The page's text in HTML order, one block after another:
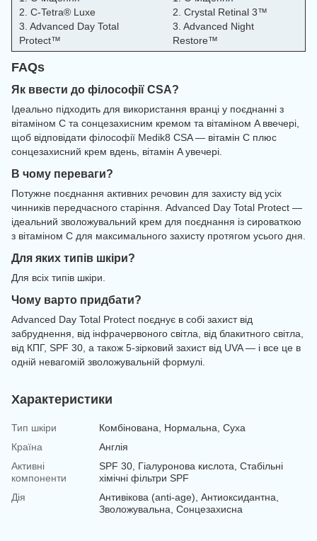
2. C-Tetra® Luxe
3. Advanced Day Total
Protect™
2. Crystal Retinal 3™
3. Advanced Night
Restore™
FAQs
Як ввести до філософії CSA?
Ідеально підходить для використання вранці у поєднанні з
вітаміном C та сонцезахисним кремом та вітаміном A ввечері,
щоб відповідати філософії Medik8 CSA — вітамін C плюс
сонцезахисний крем вдень, вітамін A увечері.
В чому переваги?
Потужне поєднання активних речовин для захисту від усіх
чинників передчасного старіння. Advanced Day Total Protect —
ідеальний зволожувальний крем для поєднання із сироваткою
з вітаміном C для максимального захисту протягом усього дня.
Для яких типів шкіри?
Для всіх типів шкіри.
Чому варто придбати?
Advanced Day Total Protect поєднує в собі захист від
забруднення, від інфрачервоного світла, від блакитного світла,
від КПГ, SPF 30, а також 5-зірковий захист від UVA — і все це в
одній невагомій зволожувальній формулі.
Характеристики
Тип шкіри
Комбінована, Нормальна, Суха
Країна
Англія
Активні
компоненти
SPF 30, Гіалуронова кислота, Стабільні
хімічні фільтри SPF
Дія
Антивікова (anti-age), Антиоксидантна,
Зволожувальна, Сонцезахисна